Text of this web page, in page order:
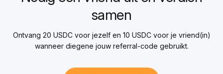
samen
Ontvang 20 USDC voor jezelf en 10 USDC voor je vriend(in)
wanneer diegene jouw referral-code gebruikt.